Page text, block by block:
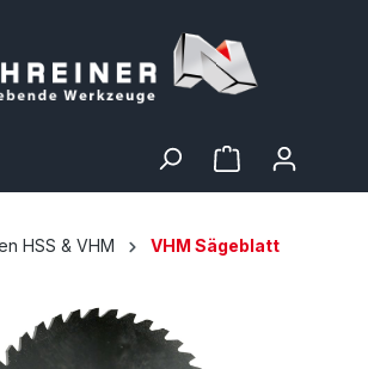
HSS & VHM VHM Sägeblatt